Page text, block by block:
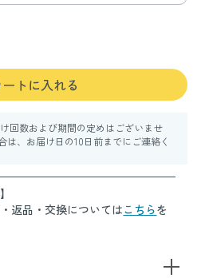
ートに入れる
回数および期間の定めはございませ
は、お届け日の10日前までにご連絡く
返品・交換についてはこちらを